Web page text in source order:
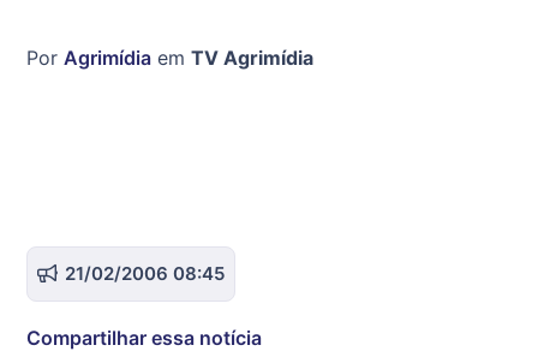
Por Agrimídia em TV Agrimídia
21/02/2006 08:45
Compartilhar essa notícia